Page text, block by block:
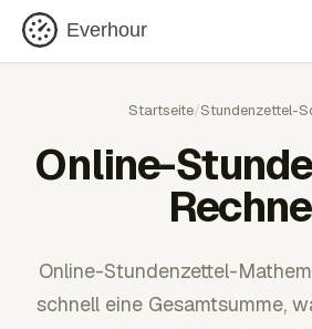
Everhour
Startseite/Stundenzettel-
Online-
Online-Stundenzettel-
schnell eine Gesamtsumme,